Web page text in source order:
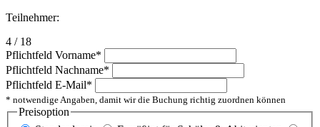
Teilnehmer:
4 / 18
Pflichtfeld Vorname*
Pflichtfeld Nachname*
Pflichtfeld E-Mail*
* notwendige Angaben, damit wir die Buchung richtig zuordnen können
Preisoption